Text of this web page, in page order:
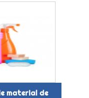
material de